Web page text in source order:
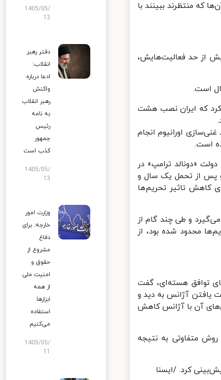
که منتظرند ببینند با
از حد فعالیت‌هایش،
است.
که ایران نصب هشت
تاسیسات نطنز نیز که در آن تا خلوص ۵ درصد غنی‌سازی اورانیوم انجام
«دونالد ترامپ» در
و پس از تحمل یک سال و
کاهش تاثیر تحریم‌ها
فاصله می‌گیرد و طی چند گام از
محدود شده بود، از
توافق هسته‌ای، گفت
یافتن آژانس به دید و
آن با آژانس کاهش
متفاوتی به نتیجه
کرد. /ایسنا
1405/05/
13
دفتر رهبر
انقلاب:
ادعا درباره
واکنش
رهبر انقلاب
به نامه
رئیس
جمهور
کذب است
1405/05/
13
وزارت امور
خارجه: برای
دفاع
مشروع از
حقوق و
امنیت ملی
از همه
ابزارها
استفاده
می‌کنیم
1405/05/